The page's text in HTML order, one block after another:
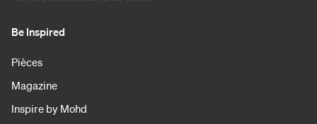
Be Inspired
Pièces
Magazine
Inspire by Mohd